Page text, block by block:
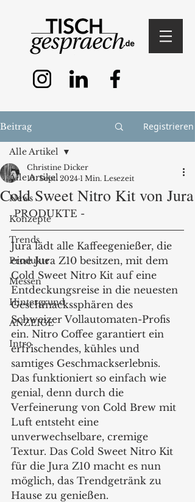
Beitrag Registrieren
Alle Artikel
News
Konzepte
Trends
Produkte
Messen
Hintergrund
ANZEIGE
Intro
Alle Artikel
Cold Sweet Nitro Kit von Jura
Christine Dicker
10. Sept. 2024 1 Min. Lesezeit
PRODUKTE -
Jura lädt alle Kaffeegenießer, die
eine Jura Z10 besitzen, mit dem
Cold Sweet Nitro Kit auf eine
Entdeckungsreise in die neuesten
Geschmackssphären des
Schweizer Vollautomaten-Profis
ein. Nitro Coffee garantiert ein
erfrischendes, kühles und
samtiges Geschmackserlebnis.
Das funktioniert so einfach wie
genial, denn durch die
Verfeinerung von Cold Brew mit
Luft entsteht eine
unverwechselbare, cremige
Textur. Das Cold Sweet Nitro Kit
für die Jura Z10 macht es nun
möglich, das Trendgetränk zu
Hause zu genießen.